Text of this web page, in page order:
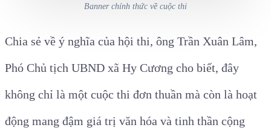
Banner chính thức về cuộc thi
Chia sẻ về ý nghĩa của hội thi, ông Trần Xuân Lâm,
Phó Chủ tịch UBND xã Hy Cương cho biết, đây
không chỉ là một cuộc thi đơn thuần mà còn là hoạt
động mang đậm giá trị văn hóa và tinh thần cộng